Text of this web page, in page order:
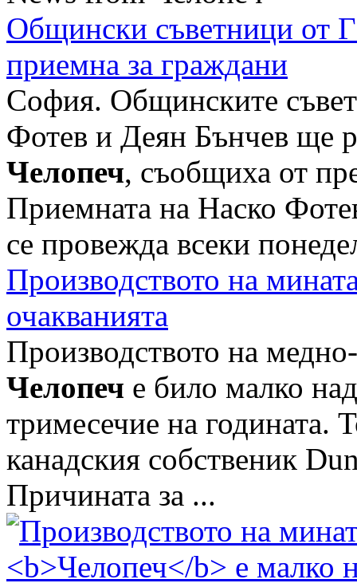
Общински съветници от
приемна за граждани
София. Общинските
Фотев и Деян Бънчев ще
Челопеч, съобщиха от
Приемната на Наско
се провежда всеки
Производството на
очакванията
Производството на
Челопеч е било малко
тримесечие на годината.
канадския собственик
Причината за ...